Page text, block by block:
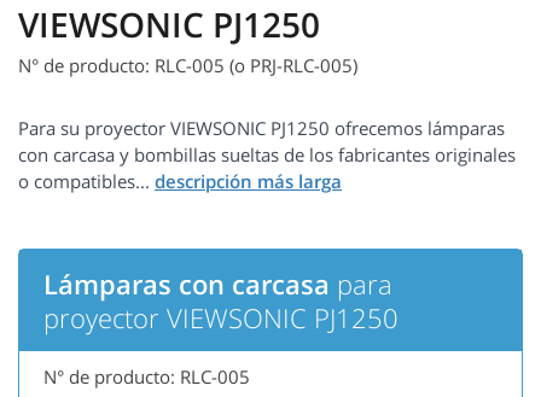
VIEWSONIC PJ1250
N° de producto: RLC-005 (o PRJ-RLC-005)
Para su proyector VIEWSONIC PJ1250 ofrecemos lámparas
con carcasa y bombillas sueltas de los fabricantes originales
o compatibles...
Lámparas con carcasa para
proyector VIEWSONIC PJ1250
N° de producto: RLC-005